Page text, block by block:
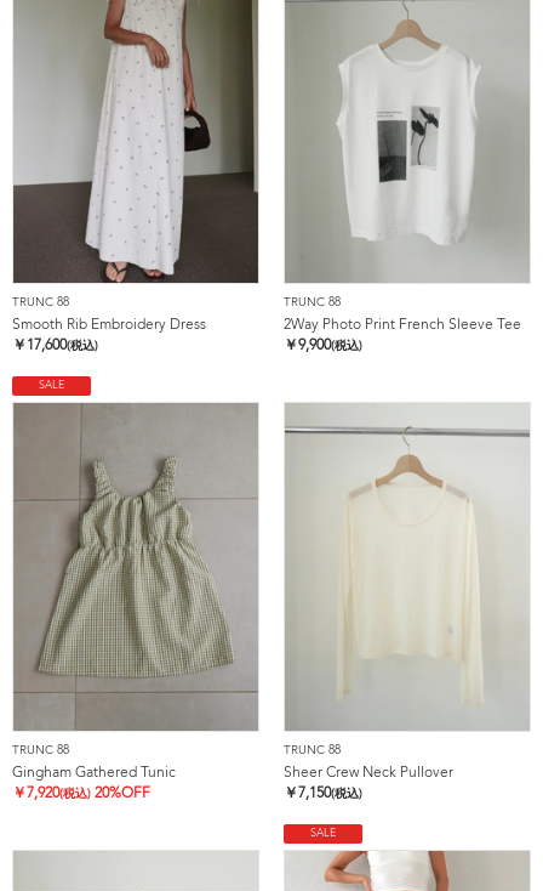
TRUNC 88
Smooth Rib Embroidery Dress
￥ 17,600(税込)
TRUNC 88
2Way Photo Print French Sleeve Tee
￥9,900(税込)
SALE
TRUNC 88
Gingham Gathered Tunic
￥ 7,920(税込) 20%OFF
TRUNC 88
Sheer Crew Neck Pullover
￥ 7,150(税込)
SALE